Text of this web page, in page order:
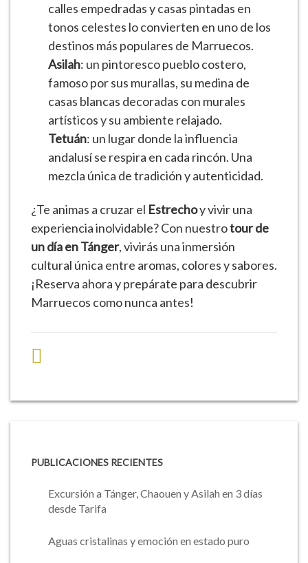
calles empedradas y casas pintadas en
tonos celestes lo convierten en uno de los
destinos más populares de Marruecos.
Asilah: un pintoresco pueblo costero,
famoso por sus murallas, su medina de
casas blancas decoradas con murales
artísticos y su ambiente relajado.
Tetuán: un lugar donde la influencia
andalusí se respira en cada rincón. Una
mezcla única de tradición y autenticidad.
¿Te animas a cruzar el Estrechoy vivir una
experiencia inolvidable? Con nuestrotour de
un día en Tánger, vivirás una inmersión
cultural única entre aromas, colores y sabores.
¡Reserva ahora y prepárate para descubrir
Marruecos como nunca antes!
PUBLICACIONES RECIENTES
Excursión a Tánger, Chaouen y Asilah en 3 días
desde Tarifa
Aguas cristalinas y emoción en estado puro